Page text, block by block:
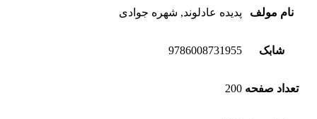
نام مولف پدیده عادلوند, شهره جوادی
شابک 9786008731955
تعداد صفحه 200